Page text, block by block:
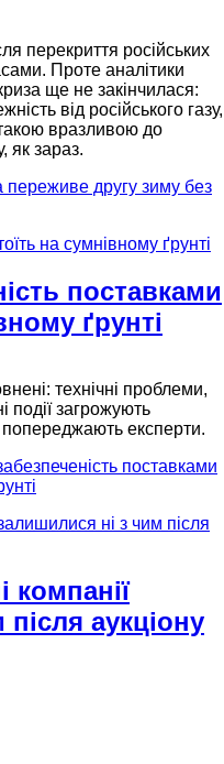
перекриття російських
Проте аналітики
ще не закінчилася:
від російського газу,
вразливою до
як зараз.
другу зиму без
поставками
ґрунті
технічні проблеми,
події загрожують
експерти.
поставками
компанії
аукціону